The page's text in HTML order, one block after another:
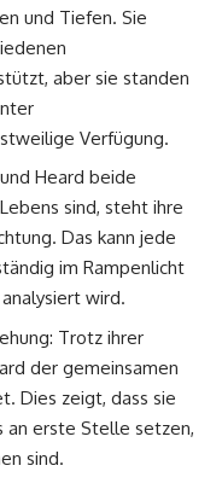
und Tiefen. Sie
aber sie standen
Verfügung.
Heard beide
sind, steht ihre
Das kann jede
im Rampenlicht
wird.
Trotz ihrer
der gemeinsamen
Dies zeigt, dass sie
an erste Stelle setzen,
sind.